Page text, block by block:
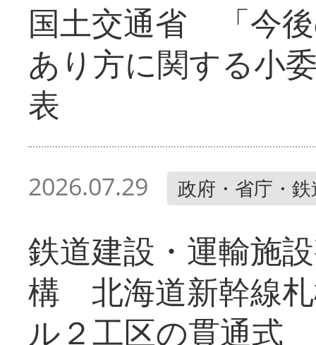
国土交通省 「今
あり方に関する小
表
2026.07.29 政府・省庁・
鉄道建設・運輸施
構 北海道新幹線
ル２工区の貫通式